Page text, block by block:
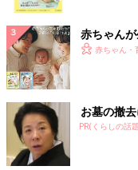
赤ちゃん
赤ちゃん・
お墓の撤
PR(くらしの話